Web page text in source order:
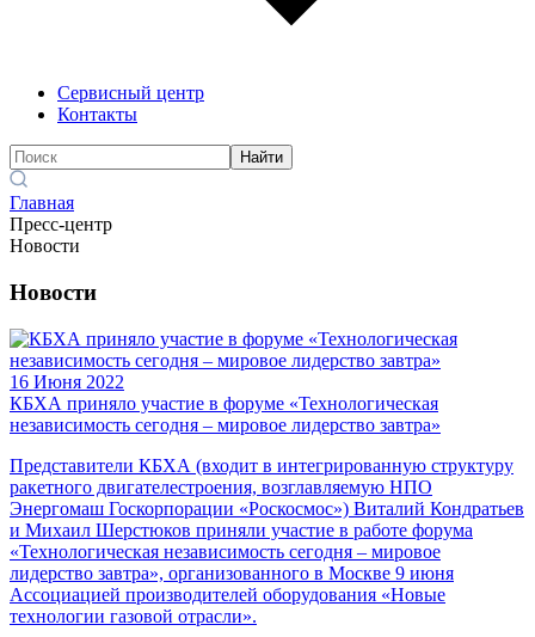
Сервисный центр
Контакты
Найти
Главная
Пресс-центр
Новости
Новости
16 Июня 2022
КБХА приняло участие в форуме «Технологическая
независимость сегодня – мировое лидерство завтра»
Представители КБХА (входит в интегрированную структуру
ракетного двигателестроения, возглавляемую НПО
Энергомаш Госкорпорации «Роскосмос») Виталий Кондратьев
и Михаил Шерстюков приняли участие в работе форума
«Технологическая независимость сегодня – мировое
лидерство завтра», организованного в Москве 9 июня
Ассоциацией производителей оборудования «Новые
технологии газовой отрасли».